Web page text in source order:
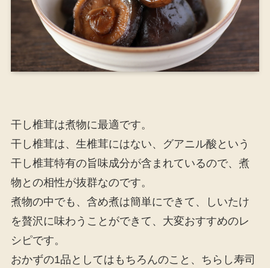
干し椎茸は煮物に最適です。
干し椎茸は、生椎茸にはない、グアニル酸という
干し椎茸特有の旨味成分が含まれているので、煮
物との相性が抜群なのです。
煮物の中でも、含め煮は簡単にできて、しいたけ
を贅沢に味わうことができて、大変おすすめのレ
シピです。
おかずの1品としてはもちろんのこと、ちらし寿司